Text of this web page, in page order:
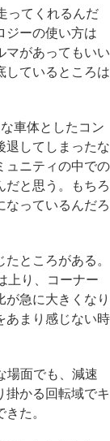
ってくれるんだ
ジーの使い方は
マがあってもいい
しているところは
車体としたコン
退してしまったな
ュニティの中での
だと思う。もちろ
なっているんだろ
ところがある。
上り、コーナー
急に大きくなり
あまり感じない時
場面でも、減速
掛かる回転域でキ
た。